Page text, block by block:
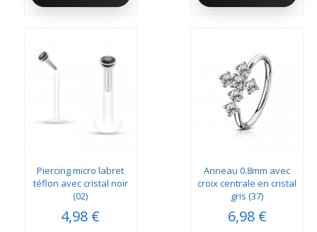
Piercing micro labret
téflon avec cristal noir
(02)
4,98 €
Anneau 0.8mm avec
croix centrale en cristal
gris (37)
6,98 €